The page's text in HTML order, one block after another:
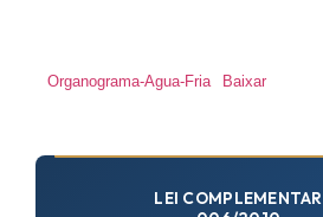
Organograma-Agua-Fria Baixar
LEI COMPLEMENTAR